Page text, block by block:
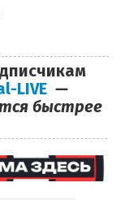
LIVE —
быстрее